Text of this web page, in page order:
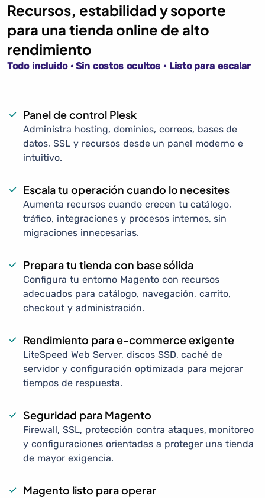
Recursos, estabilidad y soporte
para una tienda online de alto
rendimiento
Todo incluido · Sin costos ocultos · Listo para escalar
Panel de control Plesk
Administra hosting, dominios, correos, bases de
datos, SSL y recursos desde un panel moderno e
intuitivo.
Escala tu operación cuando lo necesites
Aumenta recursos cuando crecen tu catálogo,
tráfico, integraciones y procesos internos, sin
migraciones innecesarias.
Prepara tu tienda con base sólida
Configura tu entorno Magento con recursos
adecuados para catálogo, navegación, carrito,
checkout y administración.
Rendimiento para e-commerce exigente
LiteSpeed Web Server, discos SSD, caché de
servidor y configuración optimizada para mejorar
tiempos de respuesta.
Seguridad para Magento
Firewall, SSL, protección contra ataques, monitoreo
y configuraciones orientadas a proteger una tienda
de mayor exigencia.
Magento listo para operar